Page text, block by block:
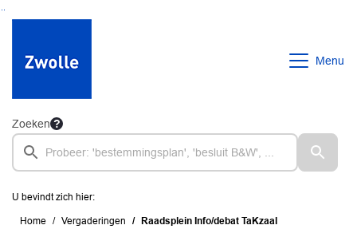
Ga naar de inhoud van deze pagina
Ga naar het zoeken
Ga naar het menu
Menu
Zoeken
U bevindt zich hier:
Home Vergaderingen Raadsplein Info/debat TaKzaal